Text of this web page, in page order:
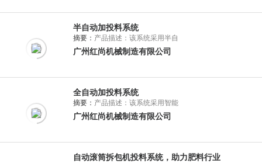
半自动加投料系统
摘要： 产品描述：该系统采用半自
广州红尚机械制造有限公司
全自动加投料系统
摘要： 产品描述：该系统采用智能
广州红尚机械制造有限公司
自动滚筒拆包机投料系统，助力肥料行业